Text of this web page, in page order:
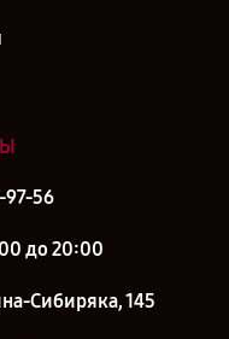
97-56
до 20:00
Сибиряка, 145